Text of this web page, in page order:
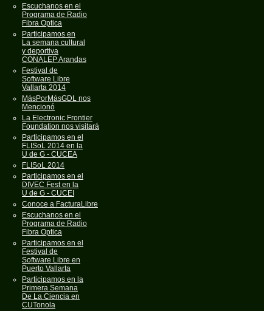
Escuchanos en el
Programa de Radio
Fibra Optica
Participamos en
La semana cultural
y deportiva
CONALEP Arandas
Festival de
Software Libre
Vallarta 2014
MásPorMásGDL nos
Mencionó
La Electronic Frontier
Foundation nos visitará
Participamos en el
FLISoL 2014 en la
U de G - CUCEA
FLISoL 2014
Participamos en el
DIVEC Fest en la
U de G - CUCEI
Conoce a FacturaLibre
Escuchanos en el
Programa de Radio
Fibra Optica
Participamos en el
Festival de
Software Libre en
Puerto Vallarta
Participamos en la
Primera Semana
De La Ciencia en
CUTonola